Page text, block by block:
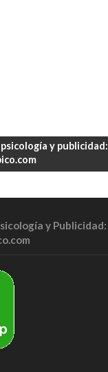
y publicidad:
y Publicidad: